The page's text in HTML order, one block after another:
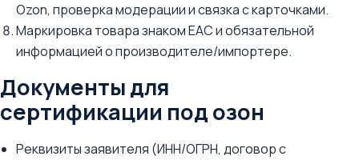
Ozon, проверка модерации и связка с карточками.
Маркировка товара знаком EAC и обязательной
информацией о производителе/импортере.
Документы для
сертификации под озон
Реквизиты заявителя (ИНН/ОГРН, договор с